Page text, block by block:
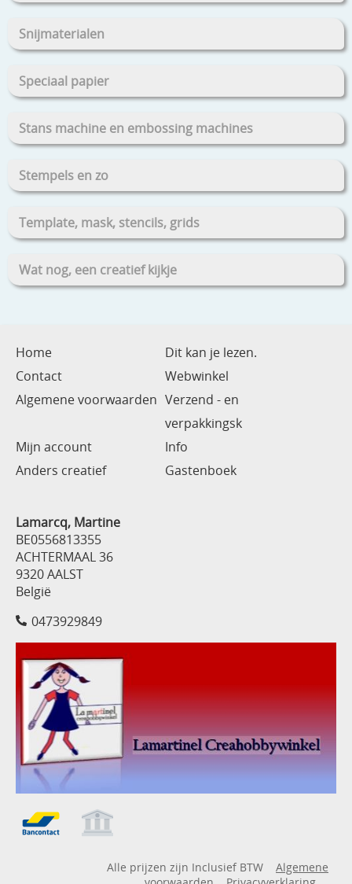
Snijmaterialen
Speciaal papier
Stans machine en embossing machines
Stempels en zo
Template, mask, stencils, grids
Wat nog, een creatief kijkje
Home
Dit kan je lezen.
Contact
Webwinkel
Algemene voorwaarden Verzend - en
verpakkingsk
Mijn account
Info
Anders creatief
Gastenboek
Lamarcq, Martine
BE0556813355
ACHTERMAAL 36
9320 AALST
België
0473929849
Alle prijzen zijn Inclusief BTW
Algemene